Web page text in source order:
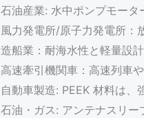
石油産業: 水中ポンプモータ
風力発電所/原子力発電所：
造船業：耐海水性と軽量設
高速牽引機関車：高速列車
自動車製造: PEEK 材料は、
石油・ガス: アンテナスリー